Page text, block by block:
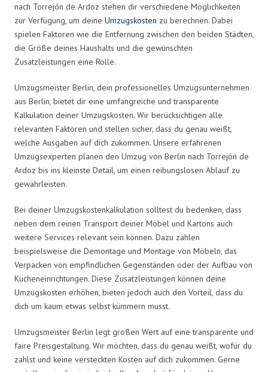
nach Torrejón de Ardoz stehen dir verschiedene Möglichkeiten
zur Verfügung, um deine Umzugskosten zu berechnen. Dabei
spielen Faktoren wie die Entfernung zwischen den beiden Städten,
die Größe deines Haushalts und die gewünschten
Zusatzleistungen eine Rolle.
Umzugsmeister Berlin, dein professionelles Umzugsunternehmen
aus Berlin, bietet dir eine umfangreiche und transparente
Kalkulation deiner Umzugskosten. Wir berücksichtigen alle
relevanten Faktoren und stellen sicher, dass du genau weißt,
welche Ausgaben auf dich zukommen. Unsere erfahrenen
Umzugsexperten planen den Umzug von Berlin nach Torrejón de
Ardoz bis ins kleinste Detail, um einen reibungslosen Ablauf zu
gewährleisten.
Bei deiner Umzugskostenkalkulation solltest du bedenken, dass
neben dem reinen Transport deiner Möbel und Kartons auch
weitere Services relevant sein können. Dazu zählen
beispielsweise die Demontage und Montage von Möbeln, das
Verpacken von empfindlichen Gegenständen oder der Aufbau von
Kücheneinrichtungen. Diese Zusatzleistungen können deine
Umzugskosten erhöhen, bieten jedoch auch den Vorteil, dass du
dich um kaum etwas selbst kümmern musst.
Umzugsmeister Berlin legt großen Wert auf eine transparente und
faire Preisgestaltung. Wir möchten, dass du genau weißt, wofür du
zahlst und keine versteckten Kosten auf dich zukommen. Gerne